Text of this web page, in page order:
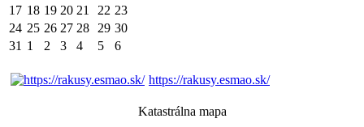
17 18 19 20 21 22 23
24 25 26 27 28 29 30
31 1 2 3 4 5 6
https://rakusy.esmao.sk/
Katastrálna mapa